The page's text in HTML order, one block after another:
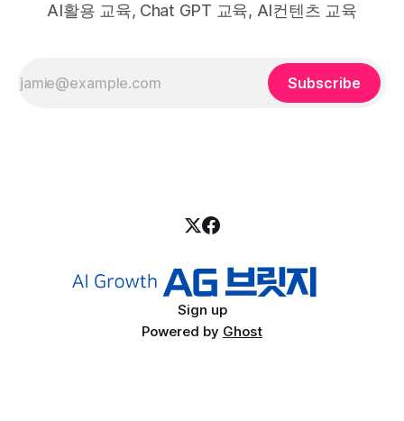
AI활용 교육, Chat GPT 교육, AI컨텐츠 교육
Subscribe
Sign up
Powered by Ghost